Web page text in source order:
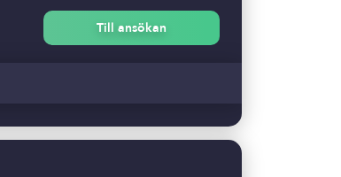
Till ansökan